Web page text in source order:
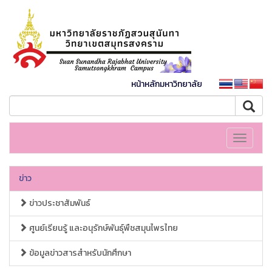
หน้าหลักมหาวิทยาลัย
Toggle
ข่าว
ข่าวประชาสัมพันธ์
ศูนย์เรียนรู้ และอนุรักษ์พันธุ์พืชสมุนไพรไทย
ข้อมูลข่าวสารสำหรับนักศึกษา